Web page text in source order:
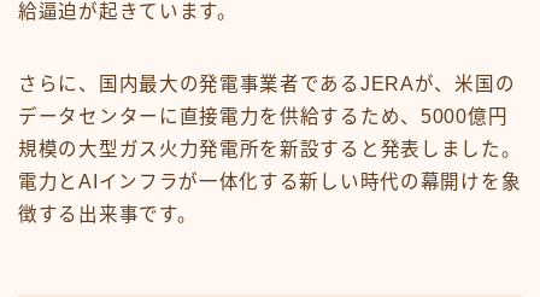
給逼迫が起きています。
さらに、国内最大の発電事業者であるJERAが、米国の
データセンターに直接電力を供給するため、5000億円
規模の大型ガス火力発電所を新設すると発表しました。
電力とAIインフラが一体化する新しい時代の幕開けを象
徴する出来事です。